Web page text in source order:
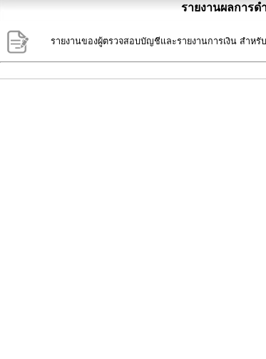
รายงานผลการด
รายงานของผู้ตรวจสอบบัญชีและรายงานการเงิน สำห